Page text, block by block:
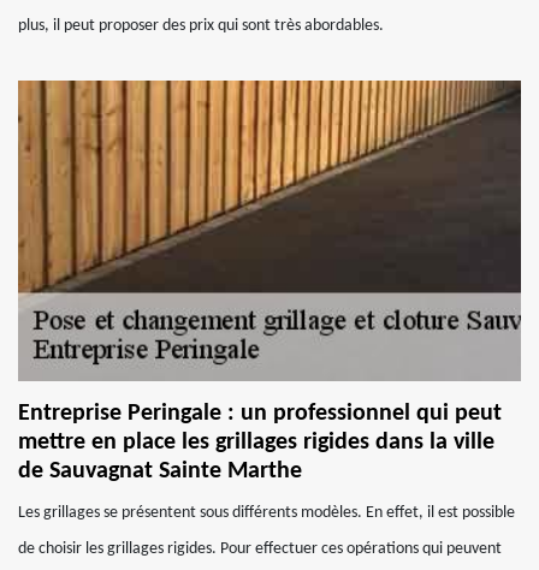
plus, il peut proposer des prix qui sont très abordables.
Entreprise Peringale : un professionnel qui peut
mettre en place les grillages rigides dans la ville
de Sauvagnat Sainte Marthe
Les grillages se présentent sous différents modèles. En effet, il est possible
de choisir les grillages rigides. Pour effectuer ces opérations qui peuvent